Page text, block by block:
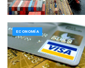
ECONOMÍA